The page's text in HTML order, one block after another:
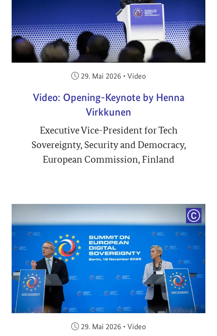
Veröffentlicht am:
29. Mai 2026 • Video
Video: Opening-Keynote by Henna
Virkkunen
Executive Vice-President for Tech
Sovereignty, Security and Democracy,
European Commission, Finland
Veröffentlicht am:
29. Mai 2026 • Video